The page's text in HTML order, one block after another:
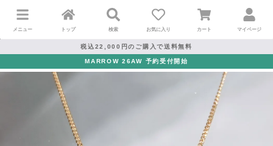
メニュー トップ 検索 お気に入り カート マイページ
税込22,000円のご購入で送料無料
MARROW 26AW 予約受付開始